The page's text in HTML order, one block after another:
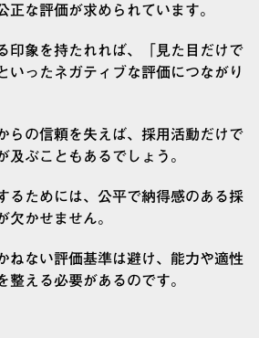
正な評価が求められています。
印象を持たれれば、「見た目だけで
いったネガティブな評価につながり
らの信頼を失えば、採用活動だけで
及ぶこともあるでしょう。
るためには、公平で納得感のある採
欠かせません。
ねない評価基準は避け、能力や適性
整える必要があるのです。